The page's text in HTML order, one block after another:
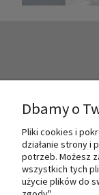
Dbamy o
Pliki cookies i
działanie strony i
potrzeb. Możesz
wszystkich tych
użycie plików do